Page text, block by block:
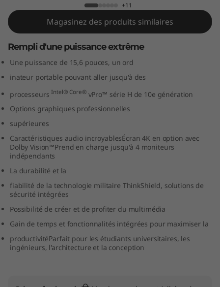
T
h
i
n
k
P
a
d
X
1
E
+11
Magasinez des produits similaires
Rempli d'une puissance extrême
Une puissance de 15,6 pouces, un ord
inateur portable pouvant aller jusqu'à des
processeurs Intel® Core® vPro™ série H de 10e génération
Options graphiques professionnelles
supérieures
Caractéristiques audio incroyablesÉcran 4K en option avec
Dolby Vision™Prend en charge jusqu'à 4 moniteurs
indépendants
La durabilité et la
fiabilité de la technologie militaire ThinkShield, solutions de
sécurité intégrées
Possibilité de créer et de profiter du multimédia
Gain de temps et fonctionnalités intégrées pour maximiser la
productivitéParfait pour les étudiants universitaires, les
ingénieurs, l'architecture et la conception